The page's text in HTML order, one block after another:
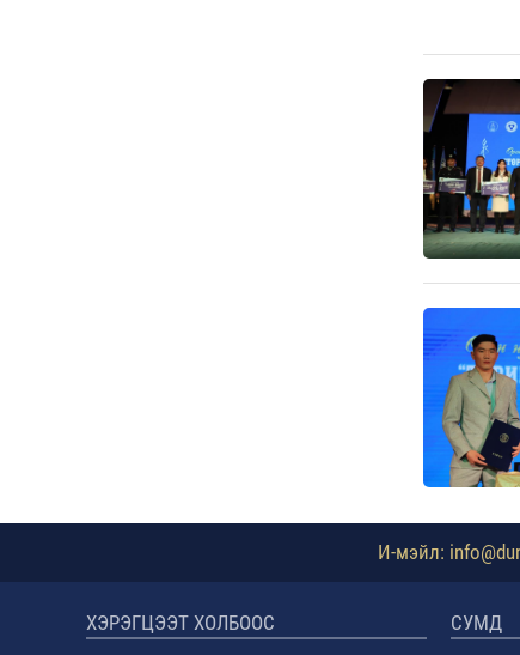
И-мэйл:
ХЭРЭГЦЭЭТ ХОЛБООС СУМД